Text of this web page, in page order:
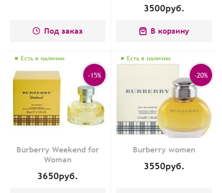
Под заказ
3500руб.
В корзину
Есть в наличии
-15%
Burberry Weekend for
Woman
3650руб.
Есть в наличии
-20%
Burberry women
3550руб.